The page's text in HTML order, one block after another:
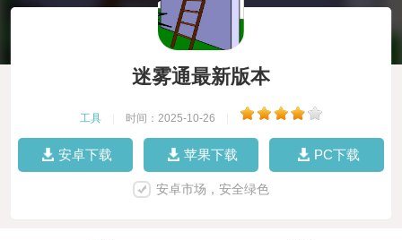
迷雾通最新版本
工具 时间：2025-10-26
安卓下载 苹果下载 PC下载
安卓市场，安全绿色